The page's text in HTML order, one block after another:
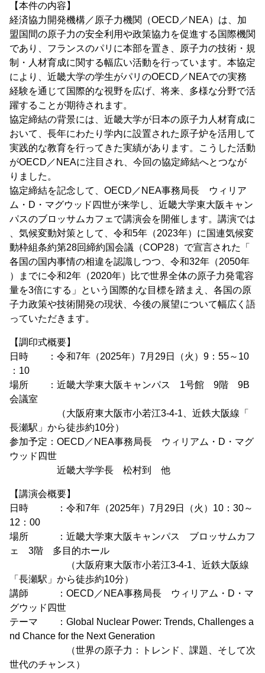
【本件の内容】
経済協力開発機構／原子力機関（OECD／NEA）は、加
盟国間の原子力の安全利用や政策協力を促進する国際機関
であり、フランスのパリに本部を置き、原子力の技術・規
制・人材育成に関する幅広い活動を行っています。本協定
により、近畿大学の学生がパリのOECD／NEAでの実務
経験を通じて国際的な視野を広げ、将来、多様な分野で活
躍することが期待されます。
協定締結の背景には、近畿大学が日本の原子力人材育成に
おいて、長年にわたり学内に設置された原子炉を活用して
実践的な教育を行ってきた実績があります。こうした活動
がOECD／NEAに注目され、今回の協定締結へとつなが
りました。
協定締結を記念して、OECD／NEA事務局長 ウィリア
ム・D・マグウッド四世が来学し、近畿大学東大阪キャン
パスのブロッサムカフェで講演会を開催します。講演では
、気候変動対策として、令和5年（2023年）に国連気候変
動枠組条約第28回締約国会議（COP28）で宣言された「
各国の国内事情の相違を認識しつつ、令和32年（2050年
）までに令和2年（2020年）比で世界全体の原子力発電容
量を3倍にする」という国際的な目標を踏まえ、各国の原
子力政策や技術開発の現状、今後の展望について幅広く語
っていただきます。
【調印式概要】
日時 ：令和7年（2025年）7月29日（火）9：55～10
：10
場所 ：近畿大学東大阪キャンパス 1号館 9階 9B
会議室
（大阪府東大阪市小若江3-4-1、近鉄大阪線「
長瀬駅」から徒歩約10分）
参加予定：OECD／NEA事務局長 ウィリアム・D・マグ
ウッド四世
近畿大学学長 松村到 他
【講演会概要】
日時 ：令和7年（2025年）7月29日（火）10：30～
12：00
場所 ：近畿大学東大阪キャンパス ブロッサムカフ
ェ 3階 多目的ホール
（大阪府東大阪市小若江3-4-1、近鉄大阪線
「長瀬駅」から徒歩約10分）
講師 ：OECD／NEA事務局長 ウィリアム・D・マ
グウッド四世
テーマ ：Global Nuclear Power: Trends, Challenges a
nd Chance for the Next Generation
（世界の原子力：トレンド、課題、そして次
世代のチャンス）